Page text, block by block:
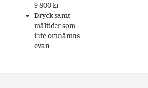
9 800 kr
Dryck samt
måltider som
inte omnämns
ovan